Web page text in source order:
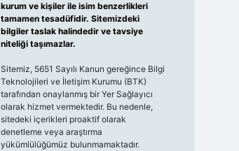
kurum ve kişiler ile isim benzerlikleri
tamamen tesadüfidir. Sitemizdeki
bilgiler taslak halindedir ve tavsiye
niteliği taşımazlar.
Sitemiz, 5651 Sayılı Kanun gereğince Bilgi
Teknolojileri ve İletişim Kurumu (BTK)
tarafından onaylanmış bir Yer Sağlayıcı
olarak hizmet vermektedir. Bu nedenle,
sitedeki içerikleri proaktif olarak
denetleme veya araştırma
yükümlülüğümüz bulunmamaktadır.